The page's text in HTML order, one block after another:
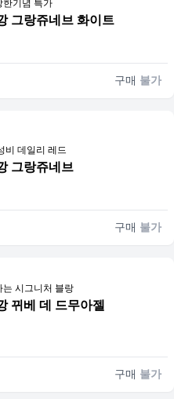
한기념 특가
그랑쥬네브 화이트
구매 불가
비 데일리 레드
그랑쥬네브
구매 불가
는 시그니처 블랑
뀌베 데 드무아젤
구매 불가